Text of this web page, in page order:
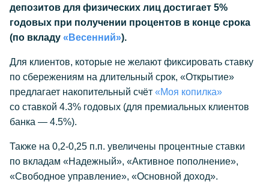
депозитов для физических лиц достигает 5%
годовых при получении процентов в конце срока
(по вкладу «Весенний»).
Для клиентов, которые не желают фиксировать ставку
по сбережениям на длительный срок, «Открытие»
предлагает накопительный счёт «Моя копилка»
со ставкой 4.3% годовых (для премиальных клиентов
банка — 4.5%).
Также на 0,2-0,25 п.п. увеличены процентные ставки
по вкладам «Надежный», «Активное пополнение»,
«Свободное управление», «Основной доход».